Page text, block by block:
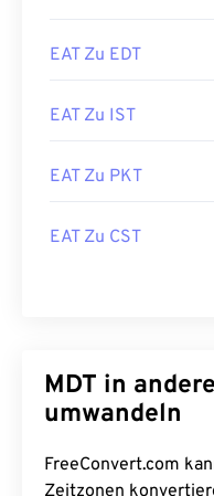
EAT Zu EDT
EAT Zu IST
EAT Zu PKT
EAT Zu CST
MDT in
umwandeln
FreeConvert.com
Zeitzonen